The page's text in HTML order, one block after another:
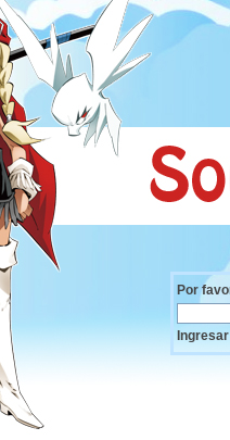
Por